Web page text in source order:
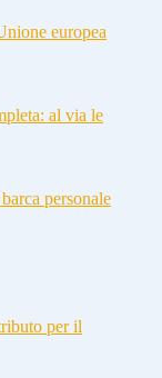
europea
al via le
personale
per il